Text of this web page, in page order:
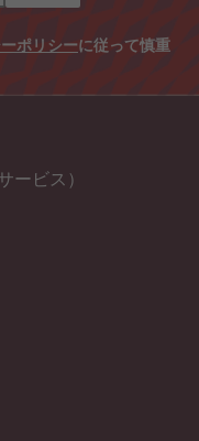
ポリシーに従って慎重
ービス）